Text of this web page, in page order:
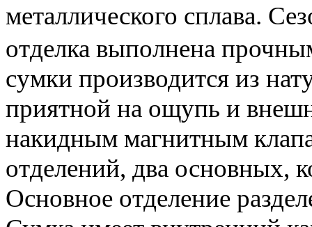
металлического сплава.
отделка выполнена
сумки производится из
приятной на ощупь и
накидным магнитным
отделений, два основных,
Основное отделение